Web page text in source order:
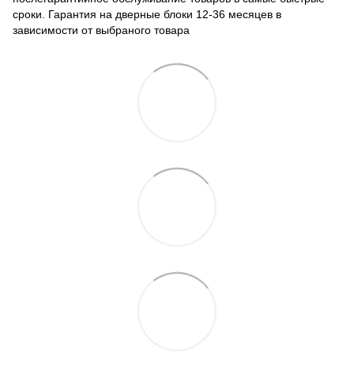
сроки. Гарантия на дверные блоки 12-36 месяцев в
зависимости от выбраного товара